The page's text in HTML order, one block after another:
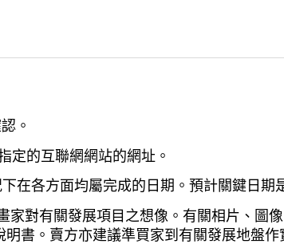
。
定的互聯網網站的網址。
在各方面均屬完成的日期。預計關鍵日
對有關發展項目之想像。有關相片、圖
書。賣方亦建議準買家到有關發展地盤